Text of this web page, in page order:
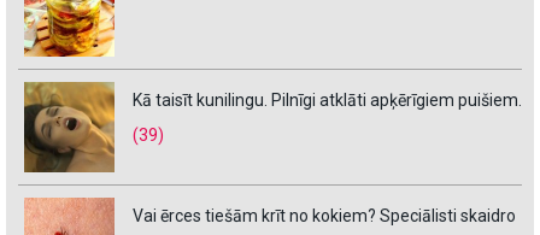
Kā taisīt kunilingu. Pilnīgi atklāti apķērīgiem puišiem.
(39)
Vai ērces tiešām krīt no kokiem? Speciālisti skaidro